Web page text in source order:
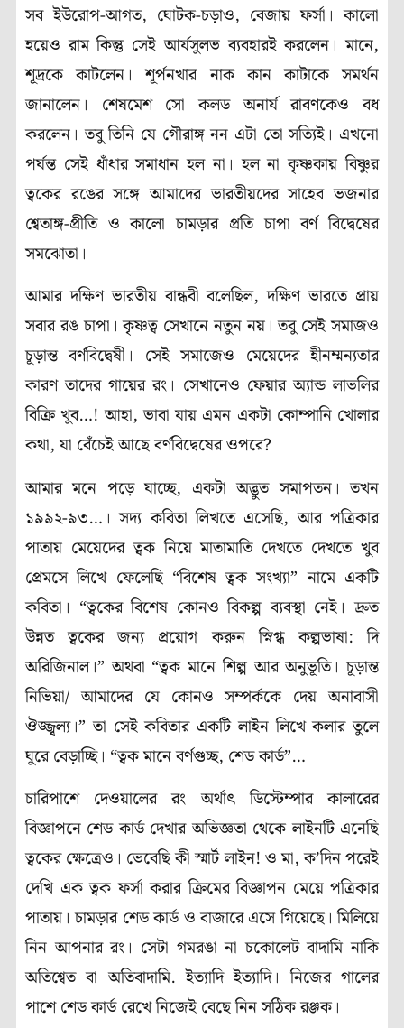
সব ইউরোপ-আগত, ঘোটক-চড়াও, বেজায় ফর্সা। কালো
হয়েও রাম কিন্তু সেই আর্যসুলভ ব্যবহারই করলেন। মানে,
শূদ্রকে কাটলেন। শূর্পনখার নাক কান কাটাকে সমর্থন
জানালেন। শেষমেশ সো কলড অনার্য রাবণকেও বধ
করলেন। তবু তিনি যে গৌরাঙ্গ নন এটা তো সত্যিই। এখনো
পর্যন্ত সেই ধাঁধার সমাধান হল না। হল না কৃষ্ণকায় বিষ্ণুর
ত্বকের রঙের সঙ্গে আমাদের ভারতীয়দের সাহেব ভজনার
শ্বেতাঙ্গ-প্রীতি ও কালো চামড়ার প্রতি চাপা বর্ণ বিদ্বেষের
সমঝোতা।
আমার দক্ষিণ ভারতীয় বান্ধবী বলেছিল, দক্ষিণ ভারতে প্রায়
সবার রঙ চাপা। কৃষ্ণত্ব সেখানে নতুন নয়। তবু সেই সমাজও
চূড়ান্ত বর্ণবিদ্বেষী। সেই সমাজেও মেয়েদের হীনম্মন্যতার
কারণ তাদের গায়ের রং। সেখানেও ফেয়ার অ্যান্ড লাভলির
বিক্রি খুব…! আহা, ভাবা যায় এমন একটা কোম্পানি খোলার
কথা, যা বেঁচেই আছে বর্ণবিদ্বেষের ওপরে?
আমার মনে পড়ে যাচ্ছে, একটা অদ্ভুত সমাপতন। তখন
১৯৯২-৯৩…। সদ্য কবিতা লিখতে এসেছি, আর পত্রিকার
পাতায় মেয়েদের ত্বক নিয়ে মাতামাতি দেখতে দেখতে খুব
প্রেমসে লিখে ফেলেছি “বিশেষ ত্বক সংখ্যা” নামে একটি
কবিতা। “ত্বকের বিশেষ কোনও বিকল্প ব্যবস্থা নেই। দ্রুত
উন্নত ত্বকের জন্য প্রয়োগ করুন স্নিগ্ধ কল্পভাষা: দি
অরিজিনাল।” অথবা “ত্বক মানে শিল্প আর অনুভূতি। চূড়ান্ত
নিভিয়া/ আমাদের যে কোনও সম্পর্ককে দেয় অনাবাসী
ঔজ্জ্বল্য।” তা সেই কবিতার একটি লাইন লিখে কলার তুলে
ঘুরে বেড়াচ্ছি। “ত্বক মানে বর্ণগুচ্ছ, শেড কার্ড”…
চারিপাশে দেওয়ালের রং অর্থাৎ ডিস্টেম্পার কালারের
বিজ্ঞাপনে শেড কার্ড দেখার অভিজ্ঞতা থেকে লাইনটি এনেছি
ত্বকের ক্ষেত্রেও। ভেবেছি কী স্মার্ট লাইন! ও মা, ক’দিন পরেই
দেখি এক ত্বক ফর্সা করার ক্রিমের বিজ্ঞাপন মেয়ে পত্রিকার
পাতায়। চামড়ার শেড কার্ড ও বাজারে এসে গিয়েছে। মিলিয়ে
নিন আপনার রং। সেটা গমরঙা না চকোলেট বাদামি নাকি
অতিশ্বেত বা অতিবাদামি. ইত্যাদি ইত্যাদি। নিজের গালের
পাশে শেড কার্ড রেখে নিজেই বেছে নিন সঠিক রঞ্জক।